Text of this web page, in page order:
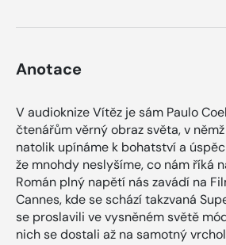
Anotace
V audioknize Vítěz je sám Paulo
čtenářům věrný obraz světa, v
natolik upínáme k bohatství a
že mnohdy neslyšíme, co nám říká
Román plný napětí nás zavádí na
Cannes, kde se schází takzvaná
se proslavili ve vysněném světě
nich se dostali až na samotný